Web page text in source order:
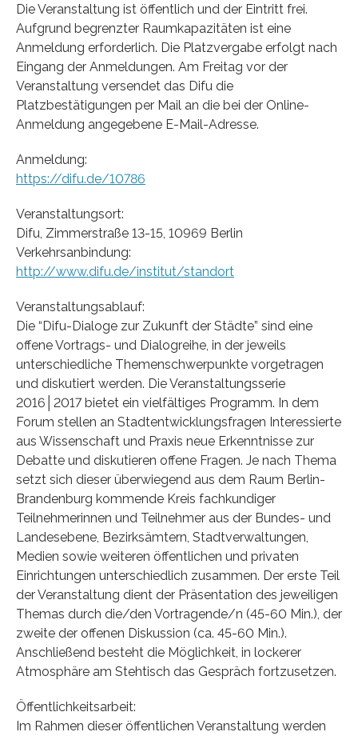
Die Veranstaltung ist öffentlich und der Eintritt frei.
Aufgrund begrenzter Raumkapazitäten ist eine
Anmeldung erforderlich. Die Platzvergabe erfolgt nach
Eingang der Anmeldungen. Am Freitag vor der
Veranstaltung versendet das Difu die
Platzbestätigungen per Mail an die bei der Online-
Anmeldung angegebene E-Mail-Adresse.
Anmeldung:
https://difu.de/10786
Veranstaltungsort:
Difu, Zimmerstraße 13-15, 10969 Berlin
Verkehrsanbindung:
http://www.difu.de/institut/standort
Veranstaltungsablauf:
Die “Difu-Dialoge zur Zukunft der Städte” sind eine
offene Vortrags- und Dialogreihe, in der jeweils
unterschiedliche Themenschwerpunkte vorgetragen
und diskutiert werden. Die Veranstaltungsserie
2016│2017 bietet ein vielfältiges Programm. In dem
Forum stellen an Stadtentwicklungsfragen Interessierte
aus Wissenschaft und Praxis neue Erkenntnisse zur
Debatte und diskutieren offene Fragen. Je nach Thema
setzt sich dieser überwiegend aus dem Raum Berlin-
Brandenburg kommende Kreis fachkundiger
Teilnehmerinnen und Teilnehmer aus der Bundes- und
Landesebene, Bezirksämtern, Stadtverwaltungen,
Medien sowie weiteren öffentlichen und privaten
Einrichtungen unterschiedlich zusammen. Der erste Teil
der Veranstaltung dient der Präsentation des jeweiligen
Themas durch die/den Vortragende/n (45-60 Min.), der
zweite der offenen Diskussion (ca. 45-60 Min.).
Anschließend besteht die Möglichkeit, in lockerer
Atmosphäre am Stehtisch das Gespräch fortzusetzen.
Öffentlichkeitsarbeit:
Im Rahmen dieser öffentlichen Veranstaltung werden